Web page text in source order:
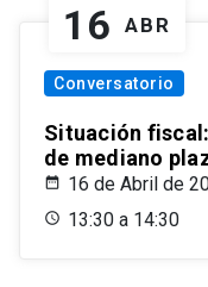
16 ABR
Conversatorio
Situación
de mediano
16 de Abril de
13:30 a 14:30